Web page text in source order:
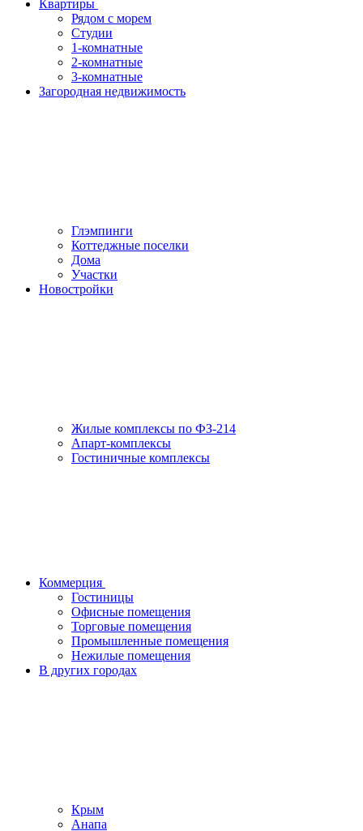
Квартиры
Рядом с морем
Студии
1-комнатные
2-комнатные
3-комнатные
Загородная недвижимость
Глэмпинги
Коттеджные поселки
Дома
Участки
Новостройки
Жилые комплексы по ФЗ-214
Апарт-комплексы
Гостиничные комплексы
Коммерция
Гостиницы
Офисные помещения
Торговые помещения
Промышленные помещения
Нежилые помещения
В других городах
Крым
Анапа